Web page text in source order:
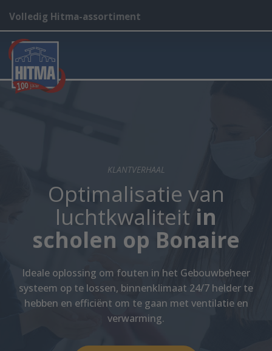
Volledig Hitma-assortiment
KLANTVERHAAL
Optimalisatie van
luchtkwaliteit in
scholen op Bonaire
Ideale oplossing om fouten in het Gebouwbeheer
systeem op te lossen, binnenklimaat 24/7 helder te
hebben en efficiënt om te gaan met ventilatie en
verwarming.